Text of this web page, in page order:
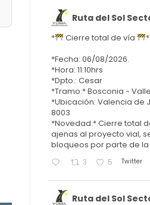
Ruta del Sol
* Cierre total de vía
*
*Fecha: 06/08/2026.
*Hora: 11:10hrs
*Dpto.: Cesar
*Tramo:* Bosconia -
*Ubicación: Valencia de
8003
*Novedad:* Cierre total
ajenas al proyecto vial,
bloqueos por parte de
3 5 Twitter
Ruta del Sol